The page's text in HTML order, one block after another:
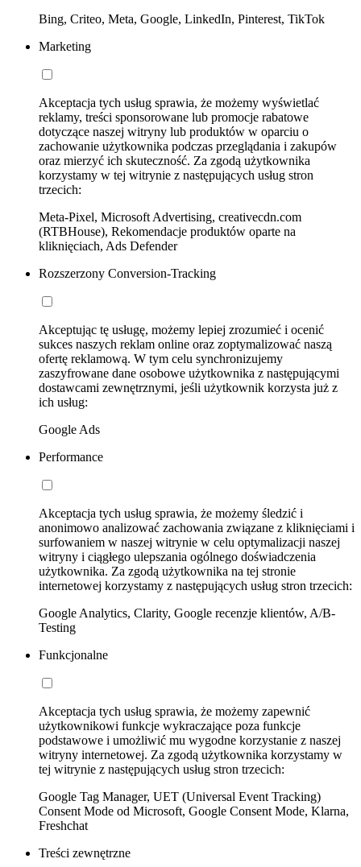
Bing, Criteo, Meta, Google, LinkedIn, Pinterest, TikTok
Marketing
Akceptacja tych usług sprawia, że możemy wyświetlać
reklamy, treści sponsorowane lub promocje rabatowe
dotyczące naszej witryny lub produktów w oparciu o
zachowanie użytkownika podczas przeglądania i zakupów
oraz mierzyć ich skuteczność. Za zgodą użytkownika
korzystamy w tej witrynie z następujących usług stron
trzecich:
Meta-Pixel, Microsoft Advertising, creativecdn.com
(RTBHouse), Rekomendacje produktów oparte na
kliknięciach, Ads Defender
Rozszerzony Conversion-Tracking
Akceptując tę usługę, możemy lepiej zrozumieć i ocenić
sukces naszych reklam online oraz zoptymalizować naszą
ofertę reklamową. W tym celu synchronizujemy
zaszyfrowane dane osobowe użytkownika z następującymi
dostawcami zewnętrznymi, jeśli użytkownik korzysta już z
ich usług:
Google Ads
Performance
Akceptacja tych usług sprawia, że możemy śledzić i
anonimowo analizować zachowania związane z kliknięciami i
surfowaniem w naszej witrynie w celu optymalizacji naszej
witryny i ciągłego ulepszania ogólnego doświadczenia
użytkownika. Za zgodą użytkownika na tej stronie
internetowej korzystamy z następujących usług stron trzecich:
Google Analytics, Clarity, Google recenzje klientów, A/B-
Testing
Funkcjonalne
Akceptacja tych usług sprawia, że możemy zapewnić
użytkownikowi funkcje wykraczające poza funkcje
podstawowe i umożliwić mu wygodne korzystanie z naszej
witryny internetowej. Za zgodą użytkownika korzystamy w
tej witrynie z następujących usług stron trzecich:
Google Tag Manager, UET (Universal Event Tracking)
Consent Mode od Microsoft, Google Consent Mode, Klarna,
Freshchat
Treści zewnętrzne